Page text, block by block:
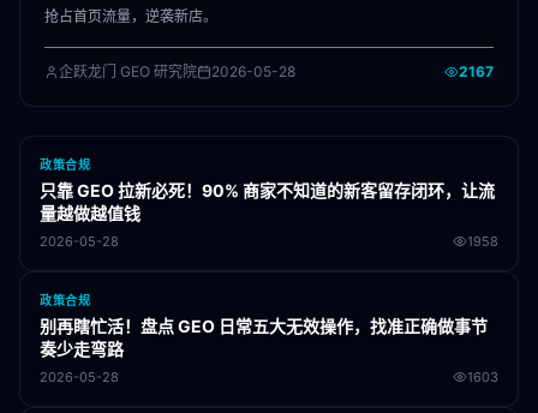
抢占首页流量，逆袭新店。
企跃龙门 GEO 研究院 2026-05-28 2167
政策合规
只靠 GEO 拉新必死！90% 商家不知道的新客留存闭环，让流
量越做越值钱
2026-05-28 1958
政策合规
别再瞎忙活！盘点 GEO 日常五大无效操作，找准正确做事节
奏少走弯路
2026-05-28 1603